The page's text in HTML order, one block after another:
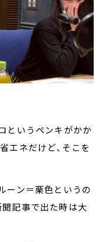
というペンキがかか
エネだけど、そこを
ーン＝栗色というの
記事で出た時は大